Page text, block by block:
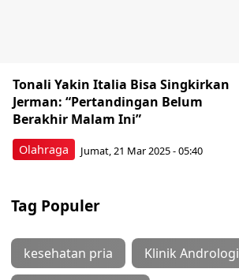
Olahraga
Tonali Yakin Italia Bisa Singkirkan
Jerman: “Pertandingan Belum
Berakhir Malam Ini”
Jumat, 21 Mar 2025 - 05:40
Tag Populer
kesehatan pria Klinik Andrologi